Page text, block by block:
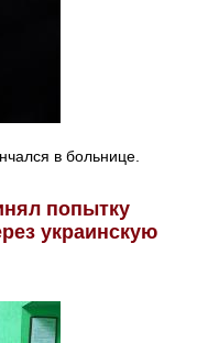
в больнице.
попытку
украинскую